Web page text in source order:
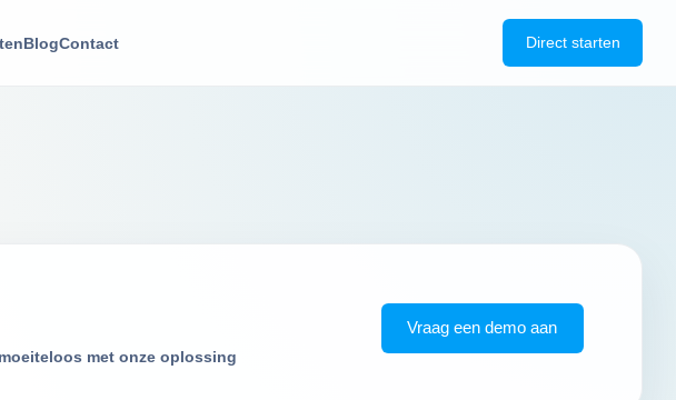
BlogContact Direct starten
met onze oplossing
Vraag een demo aan